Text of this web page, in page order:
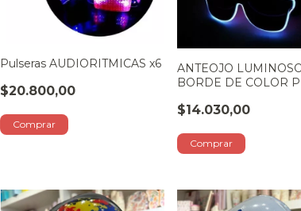
Pulseras AUDIORITMICAS x6
$20.800,00
ANTEOJO
BORDE DE COLOR
$14.030,00